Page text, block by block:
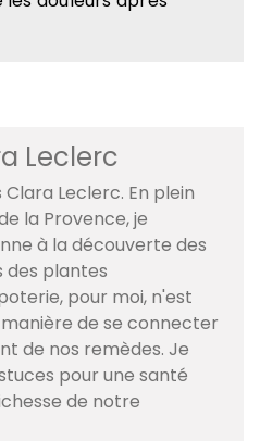
Leclerc
Clara Leclerc. En plein
la Provence, je
à la découverte des
des plantes
pour moi, n'est
de se connecter
de nos remèdes. Je
pour une santé
de notre